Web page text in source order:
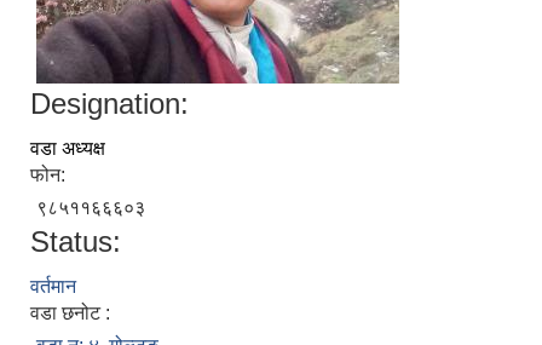
Designation:
वडा अध्यक्ष
फोन:
९८५११६६६०३
Status:
वर्तमान
वडा छनोट :